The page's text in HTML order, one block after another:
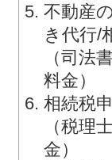
不動産
き代行/
（司法
料金）
相続税
（税理
金）